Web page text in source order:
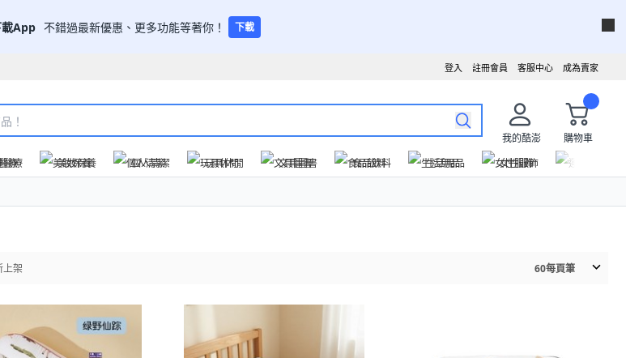
載App 不錯過最新優惠、更多功能等著你！ 下載
成為賣家
客服中心
註冊會員
登入
我的酷澎
購物車
醫療 美妝保養 個人清潔 玩具休閒 文具圖書 食品飲料 生活用品 女性服飾
上架 60每頁筆